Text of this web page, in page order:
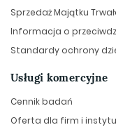
Sprzedaż Majątku
Informacja o
Standardy ochrony
Usługi komercyjne
Cennik badań
Oferta dla firm i